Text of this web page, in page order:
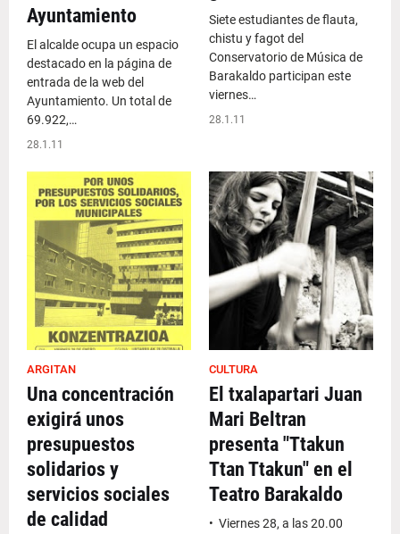
Ayuntamiento
El alcalde ocupa un espacio
destacado en la página de
entrada de la web del
Ayuntamiento. Un total de
69.922,…
28.1.11
Siete estudiantes de flauta,
chistu y fagot del
Conservatorio de Música de
Barakaldo participan este
viernes…
28.1.11
ARGITAN
Una concentración
exigirá unos
presupuestos
solidarios y
servicios sociales
de calidad
CULTURA
El txalapartari Juan
Mari Beltran
presenta "Ttakun
Ttan Ttakun" en el
Teatro Barakaldo
• Viernes 28, a las 20.00